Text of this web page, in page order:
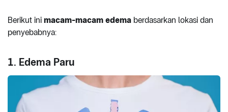
Berikut ini macam-macam edema berdasarkan lokasi dan
penyebabnya:
1. Edema Paru